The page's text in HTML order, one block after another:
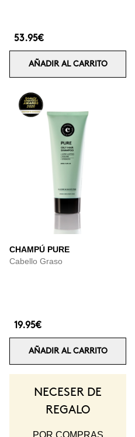
53.95€
AÑADIR AL CARRITO
CHAMPÚ PURE
Cabello Graso
19.95€
AÑADIR AL CARRITO
NECESER DE
REGALO
POR COMPRAS